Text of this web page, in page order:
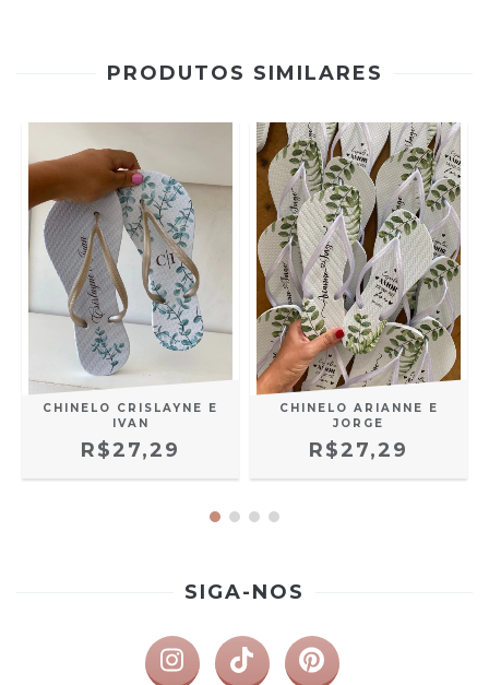
PRODUTOS SIMILARES
CHINELO CRISLAYNE E
IVAN
R$27,29
CHINELO ARIANNE E
JORGE
R$27,29
SIGA-NOS